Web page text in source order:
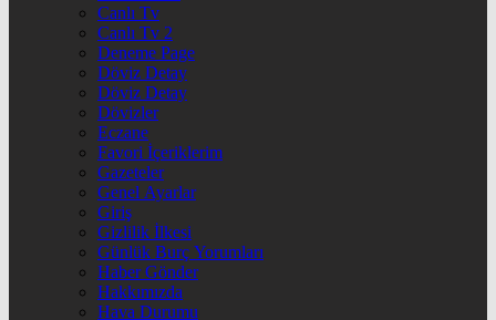
Canlı Tv
Canlı Tv 2
Deneme Page
Döviz Detay
Döviz Detay
Dövizler
Eczane
Favori İçeriklerim
Gazeteler
Genel Ayarlar
Giriş
Gizlilik İlkesi
Günlük Burç Yorumları
Haber Gönder
Hakkımızda
Hava Durumu